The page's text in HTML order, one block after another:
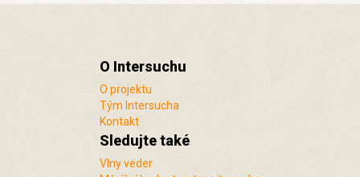
O Intersuchu
O projektu
Tým Intersucha
Kontakt
Sledujte také
Vlny veder